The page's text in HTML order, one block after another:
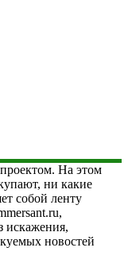
На этом
ни какие
собой ленту
искажения,
новостей